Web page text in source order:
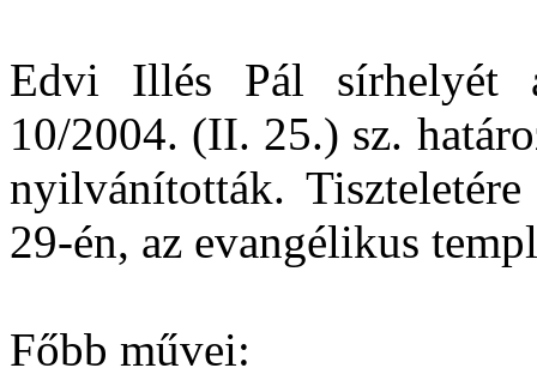
Edvi Illés Pál sírhelyét
10/2004. (II. 25.) sz.
nyilvánították.
29-én, az evangélikus
Főbb művei: